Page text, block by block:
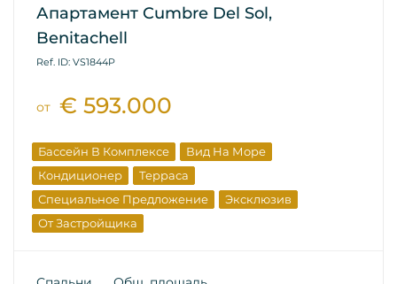
Апартамент Cumbre Del Sol,
Benitachell
Ref. ID: VS1844P
от € 593.000
Бассейн В Комплексе
Вид На Море
Кондиционер
Терраса
Специальное Предложение
Эксклюзив
От Застройщика